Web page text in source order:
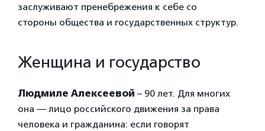
заслуживают пренебрежения к себе со
стороны общества и государственных структур.
Женщина и государство
Людмиле Алексеевой – 90 лет. Для многих
она — лицо российского движения за права
человека и гражданина: если говорят